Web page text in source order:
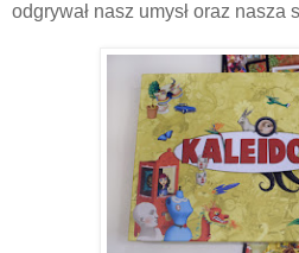
odgrywał nasz umysł oraz nasza